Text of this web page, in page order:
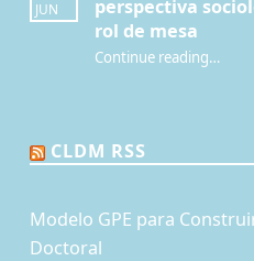
JUN
perspectiva
rol de mesa
Continue reading“¿Qué es la Mesa de juego? Una perspectiva sociológica de los juegos de rol de mesa”
…
CLDM RSS
Modelo GPE para
Doctoral